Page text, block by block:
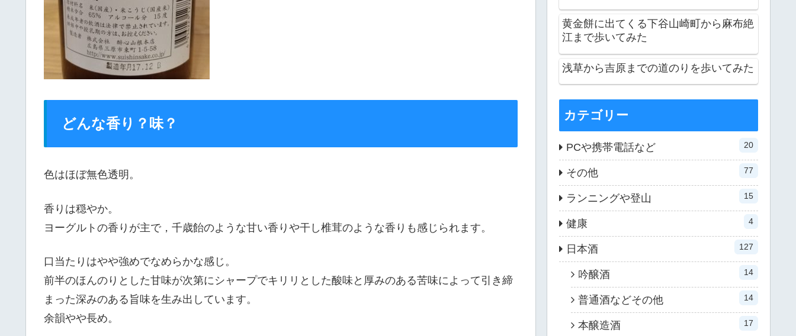
どんな香り？味？
色はほぼ無色透明。
香りは穏やか。
ヨーグルトの香りが主で，千歳飴のような甘い香りや干し椎茸のような香りも感じられます。
口当たりはやや強めでなめらかな感じ。
前半のほんのりとした甘味が次第にシャープでキリリとした酸味と厚みのある苦味によって引き締
まった深みのある旨味を生み出しています。
余韻やや長め。
黄金餅に出てくる下谷山崎町から麻布絶
江まで歩いてみた
浅草から吉原までの道のりを歩いてみた
カテゴリー
PCや携帯電話など 20
その他 77
ランニングや登山 15
健康 4
日本酒 127
吟醸酒 14
普通酒などその他 14
本醸造酒 17